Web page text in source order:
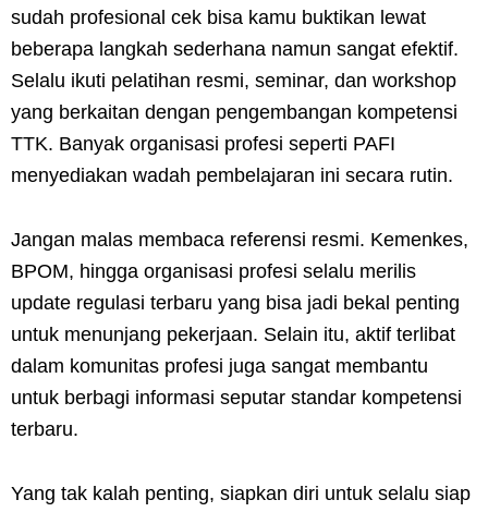
sudah profesional cek bisa kamu buktikan lewat
beberapa langkah sederhana namun sangat efektif.
Selalu ikuti pelatihan resmi, seminar, dan workshop
yang berkaitan dengan pengembangan kompetensi
TTK. Banyak organisasi profesi seperti PAFI
menyediakan wadah pembelajaran ini secara rutin.
Jangan malas membaca referensi resmi. Kemenkes,
BPOM, hingga organisasi profesi selalu merilis
update regulasi terbaru yang bisa jadi bekal penting
untuk menunjang pekerjaan. Selain itu, aktif terlibat
dalam komunitas profesi juga sangat membantu
untuk berbagi informasi seputar standar kompetensi
terbaru.
Yang tak kalah penting, siapkan diri untuk selalu siap